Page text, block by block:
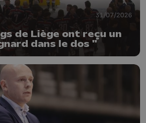
31/07/2026
de Liège ont reçu un
dans le dos "